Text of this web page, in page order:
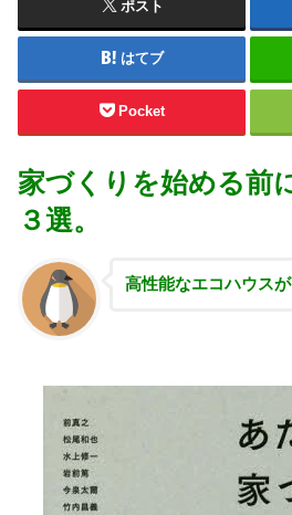
ポスト
はてブ
Pocket
家づくりを始める前
３選。
高性能なエコハウス